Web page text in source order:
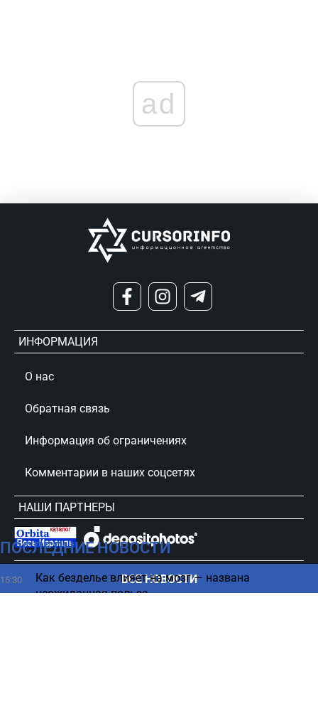
ПОСЛЕДНИЕ НОВОСТИ
15:30
Как безделье влияет на мозг — названа
неожиданная польза
ВСЕ НОВОСТИ
ad
ИНФОРМАЦИЯ
О нас
Обратная связь
Информация об ограничениях
Комментарии в наших соцсетях
НАШИ ПАРТНЕРЫ
сursorinfo.co.il © Все права защищены